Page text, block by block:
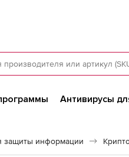
Антивирусы
защиты информации